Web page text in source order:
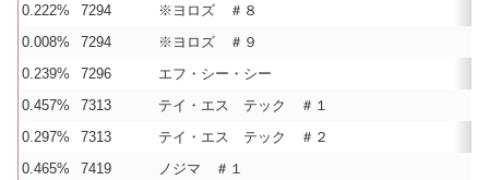
0.222%
7294
※ヨロズ ＃８
0.008%
7294
※ヨロズ ＃９
0.239%
7296
エフ・シー・シー
0.457%
7313
テイ・エス テック ＃１
0.297%
7313
テイ・エス テック ＃２
0.465%
7419
ノジマ ＃１